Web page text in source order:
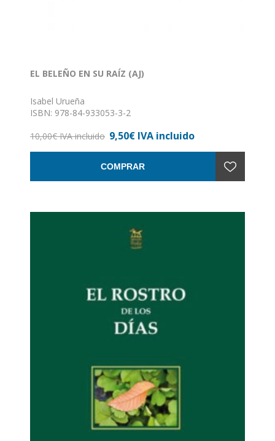
EL BELEÑO EN SU RAÍZ (AJ)
Isabel Urueña
ISBN: 978-84-933053-3-2
Nº de páginas: 70
10,00€ IVA incluido 9,50€ IVA incluido
COMPRAR